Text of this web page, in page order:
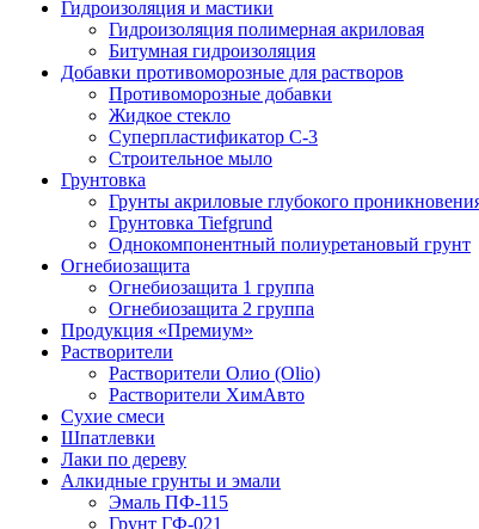
Гидроизоляция и мастики
Гидроизоляция полимерная акриловая
Битумная гидроизоляция
Добавки противоморозные для растворов
Противоморозные добавки
Жидкое стекло
Суперпластификатор С-3
Строительное мыло
Грунтовка
Грунты акриловые глубокого
Грунтовка Tiefgrund
Однокомпонентный полиуретановый грунт
Огнебиозащита
Огнебиозащита 1 группа
Огнебиозащита 2 группа
Продукция «Премиум»
Растворители
Растворители Олио (Olio)
Растворители ХимАвто
Сухие смеси
Шпатлевки
Лаки по дереву
Алкидные грунты и эмали
Эмаль ПФ-115
Грунт ГФ-021